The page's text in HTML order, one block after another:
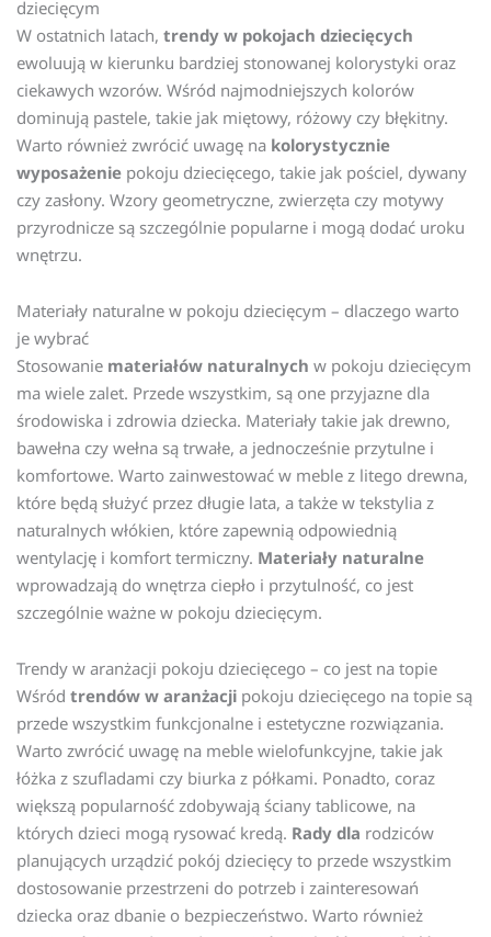
dziecięcym
W ostatnich latach, trendy w pokojach dziecięcych
ewoluują w kierunku bardziej stonowanej kolorystyki oraz
ciekawych wzorów. Wśród najmodniejszych kolorów
dominują pastele, takie jak miętowy, różowy czy błękitny.
Warto również zwrócić uwagę na kolorystycznie
wyposażenie pokoju dziecięcego, takie jak pościel, dywany
czy zasłony. Wzory geometryczne, zwierzęta czy motywy
przyrodnicze są szczególnie popularne i mogą dodać uroku
wnętrzu.
Materiały naturalne w pokoju dziecięcym – dlaczego warto
je wybrać
Stosowanie materiałów naturalnych w pokoju dziecięcym
ma wiele zalet. Przede wszystkim, są one przyjazne dla
środowiska i zdrowia dziecka. Materiały takie jak drewno,
bawełna czy wełna są trwałe, a jednocześnie przytulne i
komfortowe. Warto zainwestować w meble z litego drewna,
które będą służyć przez długie lata, a także w tekstylia z
naturalnych włókien, które zapewnią odpowiednią
wentylację i komfort termiczny. Materiały naturalne
wprowadzają do wnętrza ciepło i przytulność, co jest
szczególnie ważne w pokoju dziecięcym.
Trendy w aranżacji pokoju dziecięcego – co jest na topie
Wśród trendów w aranżacji pokoju dziecięcego na topie są
przede wszystkim funkcjonalne i estetyczne rozwiązania.
Warto zwrócić uwagę na meble wielofunkcyjne, takie jak
łóżka z szufladami czy biurka z półkami. Ponadto, coraz
większą popularność zdobywają ściany tablicowe, na
których dzieci mogą rysować kredą. Rady dla rodziców
planujących urządzić pokój dziecięcy to przede wszystkim
dostosowanie przestrzeni do potrzeb i zainteresowań
dziecka oraz dbanie o bezpieczeństwo. Warto również